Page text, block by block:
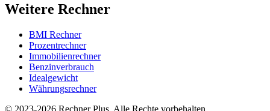
Weitere Rechner
BMI Rechner
Prozentrechner
Immobilienrechner
Benzinverbrauch
Idealgewicht
Währungsrechner
© 2023-2026 Rechner Plus. Alle Rechte vorbehalten.